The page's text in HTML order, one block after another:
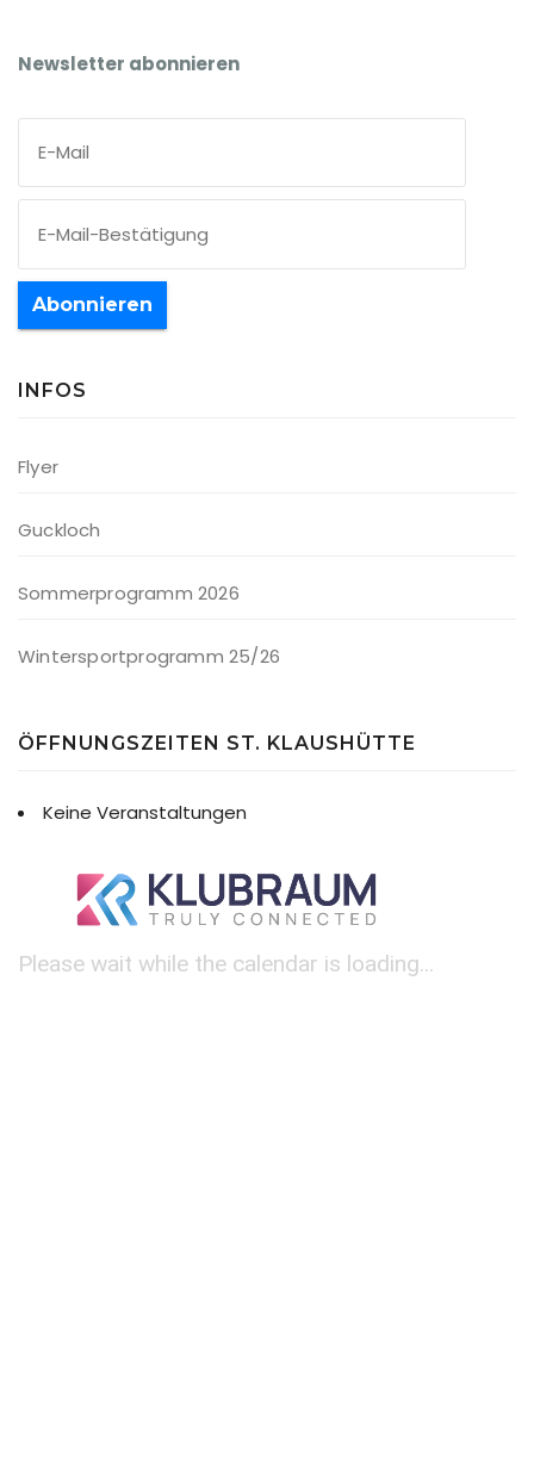
Newsletter abonnieren
Abonnieren
INFOS
Flyer
Guckloch
Sommerprogramm 2026
Wintersportprogramm 25/26
ÖFFNUNGSZEITEN ST. KLAUSHÜTTE
Keine Veranstaltungen